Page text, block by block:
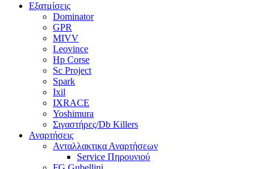
Εξατμίσεις
Dominator
GPR
MIVV
Leovince
Hp Corse
Sc Project
Spark
Ixil
IXRACE
Yoshimura
Σιγαστήρες/Db Killers
Αναρτήσεις
Ανταλλακτικα Αναρτήσεων
Service Πηρουνιού